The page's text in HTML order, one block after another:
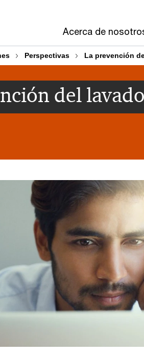
Acerca de
Perspectivas La prevención
del